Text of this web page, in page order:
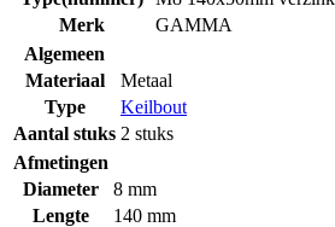
Merk
GAMMA
Algemeen
Materiaal
Metaal
Type
Keilbout
Aantal stuks 2 stuks
Afmetingen
Diameter
8 mm
Lengte
140 mm